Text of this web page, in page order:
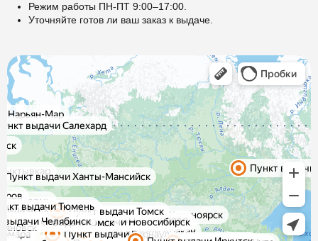
Режим работы ПН-ПТ 9:00–17:00.
Уточняйте готов ли ваш заказ к выдаче.